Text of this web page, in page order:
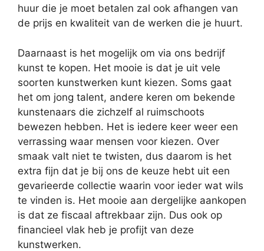
huur die je moet betalen zal ook afhangen van
de prijs en kwaliteit van de werken die je huurt.
Daarnaast is het mogelijk om via ons bedrijf
kunst te kopen. Het mooie is dat je uit vele
soorten kunstwerken kunt kiezen. Soms gaat
het om jong talent, andere keren om bekende
kunstenaars die zichzelf al ruimschoots
bewezen hebben. Het is iedere keer weer een
verrassing waar mensen voor kiezen. Over
smaak valt niet te twisten, dus daarom is het
extra fijn dat je bij ons de keuze hebt uit een
gevarieerde collectie waarin voor ieder wat wils
te vinden is. Het mooie aan dergelijke aankopen
is dat ze fiscaal aftrekbaar zijn. Dus ook op
financieel vlak heb je profijt van deze
kunstwerken.